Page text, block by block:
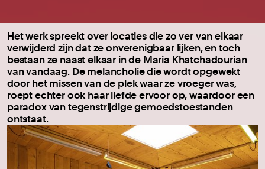
Het werk spreekt over locaties die zo ver van elkaar
verwijderd zijn dat ze onverenigbaar lijken, en toch
bestaan ze naast elkaar in de Maria Khatchadourian
van vandaag. De melancholie die wordt opgewekt
door het missen van de plek waar ze vroeger was,
roept echter ook haar liefde ervoor op, waardoor een
paradox van tegenstrijdige gemoedstoestanden
ontstaat.